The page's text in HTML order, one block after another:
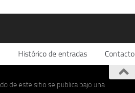
Histórico de entradas Contacto
de este sitio se publica bajo una